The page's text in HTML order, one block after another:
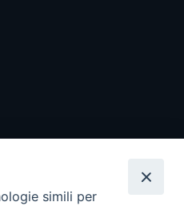
simili per